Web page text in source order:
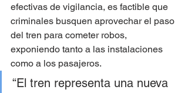
efectivas de vigilancia, es factible que
criminales busquen aprovechar el paso
del tren para cometer robos,
exponiendo tanto a las instalaciones
como a los pasajeros.
“El tren representa una nueva